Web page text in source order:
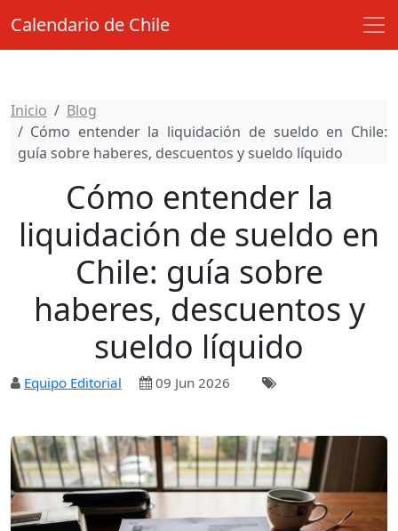
Calendario de Chile
Inicio
Blog
Cómo entender la liquidación de sueldo en Chile:
guía sobre haberes, descuentos y sueldo líquido
Cómo entender la
liquidación de sueldo en
Chile: guía sobre
haberes, descuentos y
sueldo líquido
Equipo Editorial 09 Jun 2026